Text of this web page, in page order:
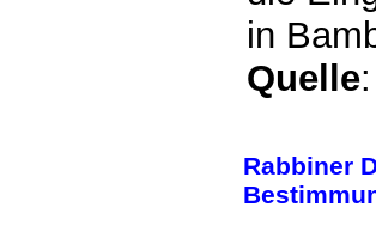
in
Quelle
Rabbiner